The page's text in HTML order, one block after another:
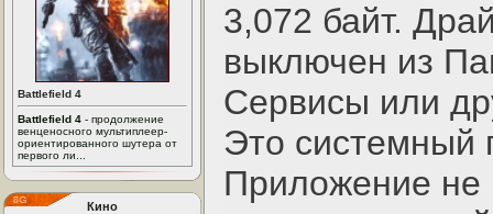
Battlefield 4
Battlefield 4 - продолжение
венценосного мультиплеер-
ориентированного шутера от
первого ли...
Кино
3,072 байт.
выключен из
Сервисы или
Это системный
Приложение не